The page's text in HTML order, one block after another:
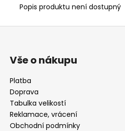
Popis produktu není dostupný
Z
Vše o nákupu
Platba
Doprava
Tabulka velikostí
Reklamace, vrácení
Obchodní podmínky